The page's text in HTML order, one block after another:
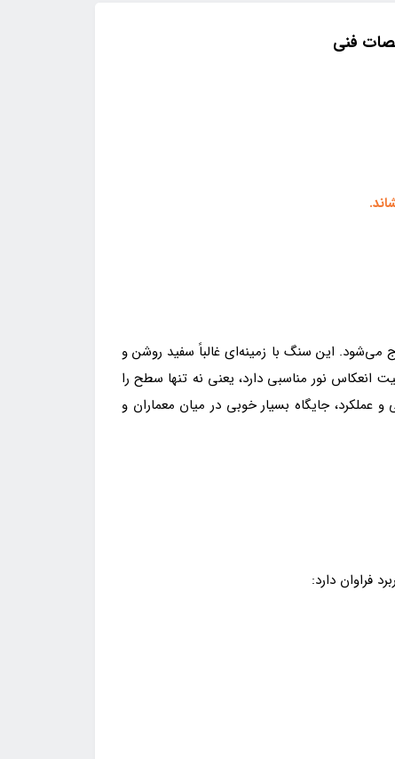
فنی
می‌شود. این سنگ با زمینه‌ای غالباً سفید روشن و
انعکاس نور مناسبی دارد، یعنی نه تنها سطح را
جایگاه بسیار خوبی در میان معماران و
فراوان دارد: